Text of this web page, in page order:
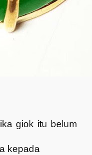
giok itu belum
kepada